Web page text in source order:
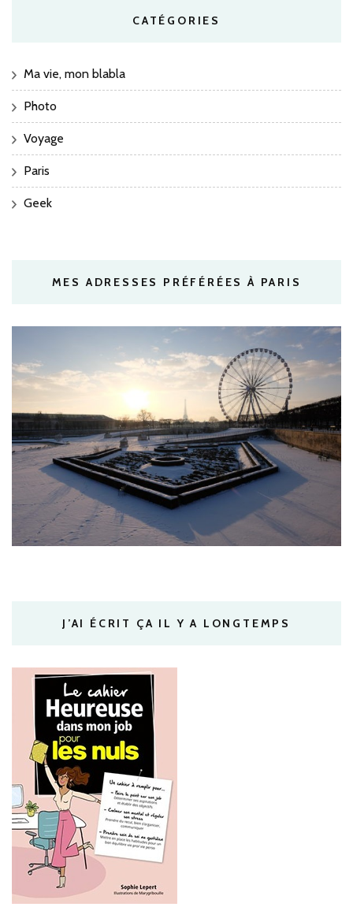
CATÉGORIES
Ma vie, mon blabla
Photo
Voyage
Paris
Geek
MES ADRESSES PRÉFÉRÉES À PARIS
J’AI ÉCRIT ÇA IL Y A LONGTEMPS